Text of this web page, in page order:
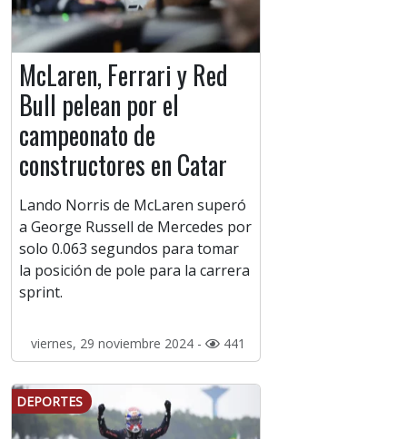
McLaren, Ferrari y Red
Bull pelean por el
campeonato de
constructores en Catar
Lando Norris de McLaren superó
a George Russell de Mercedes por
solo 0.063 segundos para tomar
la posición de pole para la carrera
sprint.
viernes, 29 noviembre 2024 - 441
DEPORTES